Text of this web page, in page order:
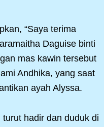
“Saya terima
Daguise binti
mas kawin tersebut
Andhika, yang saat
ayah Alyssa.
hadir dan duduk di